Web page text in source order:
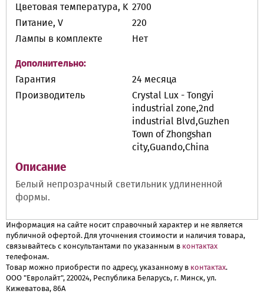
Цветовая температура, K 2700
Питание, V
220
Лампы в комплекте
Нет
Дополнительно:
Гарантия
24 месяца
Производитель
Crystal Lux - Tongyi
industrial zone,2nd
industrial Blvd,Guzhen
Town of Zhongshan
city,Guando,China
Описание
Белый непрозрачный светильник удлиненной
формы.
Информация на сайте носит справочный характер и не является
публичной офертой. Для уточнения стоимости и наличия товара,
связывайтесь с консультантами по указанным в контактах
телефонам.
Товар можно приобрести по адресу, указанному в контактах.
ООО "Евролайт", 220024, Республика Беларусь, г. Минск, ул.
Кижеватова, 86А